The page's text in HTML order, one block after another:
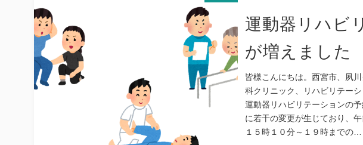
運動器リハビ
が増えました
皆様こんにちは。西宮市、夙
科クリニック、リハビリテー
運動器リハビリテーションの
に若干の変更が生じており、
１５時１０分～１９時までの…